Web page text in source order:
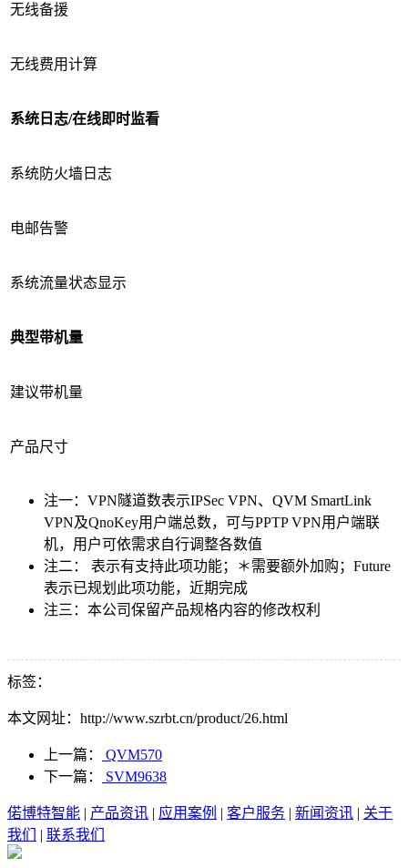
无线备援
无线费用计算
系统日志/在线即时监看
系统防火墙日志
电邮告警
系统流量状态显示
典型带机量
建议带机量
产品尺寸
注一：VPN隧道数表示IPSec VPN、QVM SmartLink
VPN及QnoKey用户端总数，可与PPTP VPN用户端联
机，用户可依需求自行调整各数值
注二： 表示有支持此项功能；＊需要额外加购；Future
表示已规划此项功能，近期完成
注三：本公司保留产品规格内容的修改权利
标签：
本文网址：http://www.szrbt.cn/product/26.html
上一篇：
QVM570
下一篇：
SVM9638
偌博特智能 | 产品资讯 | 应用案例 | 客户服务 | 新闻资讯 | 关于
我们
| 联系我们